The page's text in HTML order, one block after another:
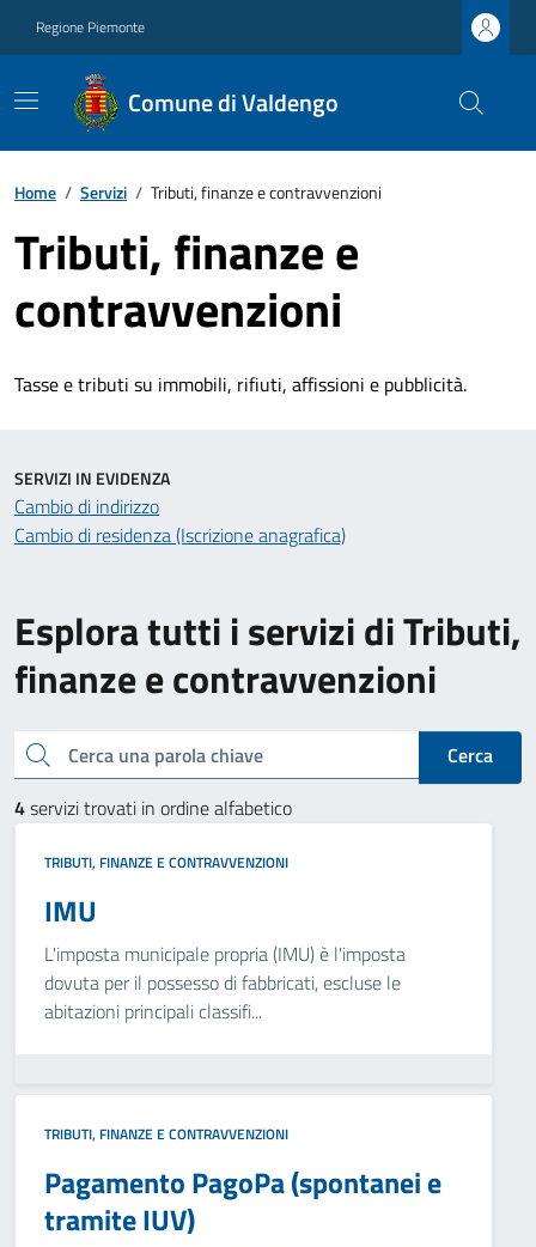
Regione Piemonte
Comune di Valdengo
Home / Servizi / Tributi, finanze e contravvenzioni
Tributi, finanze e
contravvenzioni
Tasse e tributi su immobili, rifiuti, affissioni e pubblicità.
Esplora tutti i servizi di Tributi,
finanze e contravvenzioni
Cerca una parola chiave
Cerca
4servizi trovati in ordine alfabetico
TRIBUTI, FINANZE E CONTRAVVENZIONI
IMU
L'imposta municipale propria (IMU) è l'imposta
dovuta per il possesso di fabbricati, escluse le
abitazioni principali classifi...
TRIBUTI, FINANZE E CONTRAVVENZIONI
Pagamento PagoPa (spontanei e
tramite IUV)
SERVIZI IN EVIDENZA
Cambio di indirizzo
Cambio di residenza (Iscrizione anagrafica)